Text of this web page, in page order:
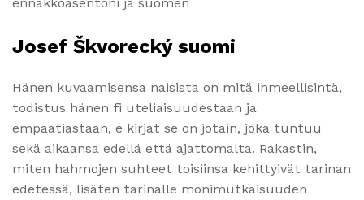
Josef Škvorecký suomi
Hänen kuvaamisensa naisista on mitä ihmeellisintä,
todistus hänen fi uteliaisuudestaan ja
empaatiastaan, e kirjat​ se on jotain, joka tuntuu
sekä aikaansa edellä että ajattomalta. Rakastin,
miten hahmojen suhteet toisiinsa kehittyivät tarinan
edetessä, lisäten tarinalle monimutkaisuuden